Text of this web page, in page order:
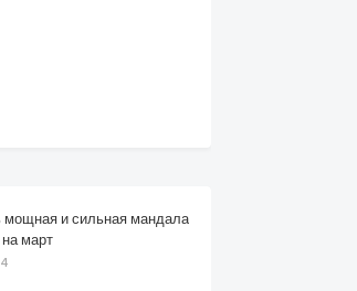
мощная и сильная мандала
март